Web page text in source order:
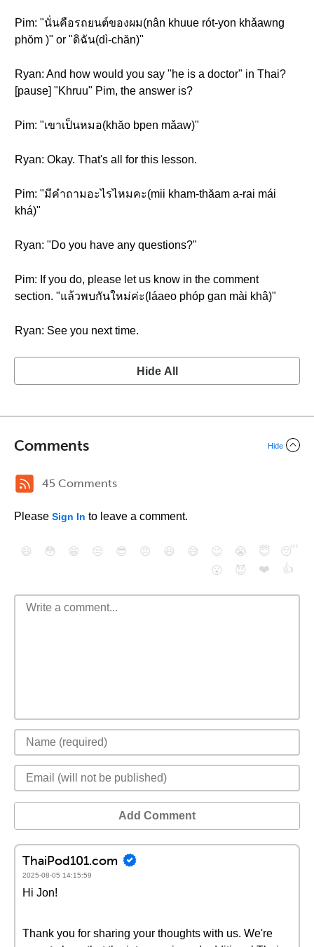
Pim: "นั่นคือรถยนต์ของผม(nân khuue rót-yon khǎawng
phŏm )" or "ดิฉัน(dì-chăn)"
Ryan: And how would you say "he is a doctor" in Thai?
[pause] "Khruu" Pim, the answer is?
Pim: "เขาเป็นหมอ(khăo bpen mǎaw)"
Ryan: Okay. That's all for this lesson.
Pim: "มีคำถามอะไรไหมคะ(mii kham-thăam a-rai mái
khá)"
Ryan: "Do you have any questions?"
Pim: If you do, please let us know in the comment
section. "แล้วพบกันใหม่ค่ะ(láaeo phóp gan mài khâ)"
Ryan: See you next time.
Hide All
Comments Hide
45 Comments
Please Sign In to leave a comment.
😄 😳 😁 😒 😎 😠 😆 😅 😉 😭 😇
😴
😮
😈 ❤️ 👍
Add Comment
ThaiPod101.com
2025-08-05 14:15:59
Hi Jon!
Thank you for sharing your thoughts with us. We're